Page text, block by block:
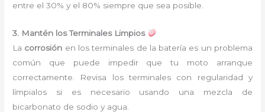
entre el 30% y el 80% siempre que sea posible.
3. Mantén los Terminales Limpios
La corrosión en los terminales de la batería es un problema
común que puede impedir que tu moto arranque
correctamente. Revisa los terminales con regularidad y
límpialos si es necesario usando una mezcla de
bicarbonato de sodio y agua.